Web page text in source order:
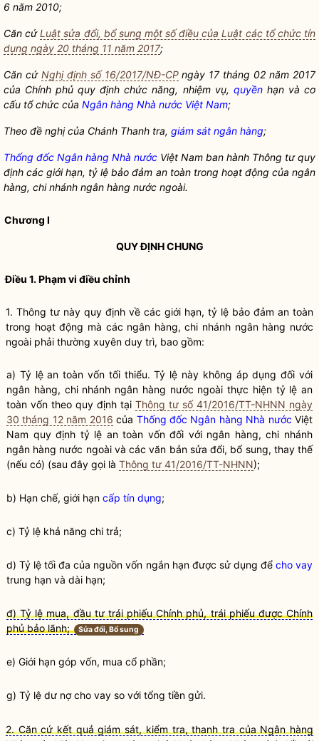
6 năm 2010;
Căn cứLuật sửa đổi, bổ sung một số điều của Luật các tổ chức tín
dụng ngày 20 tháng 11 năm 2017;
Căn cứ Nghị định số 16/2017/NĐ-CPngày 17 tháng 02 năm 2017
của Chính phủ quy định chức năng, nhiệm vụ, quyềnhạn và cơ
cấu tổ chức của Ngân hàng Nhà nước Việt Nam;
Theo đề nghị của Chánh Thanh tra, giám sát ngân hàng;
Thống đốc Ngân hàng Nhà nước Việt Nam ban hành Thông tư quy
định các giới hạn, tỷ lệ bảo đảm an toàn trong hoạt động của ngân
hàng, chinhánh ngân hàng nước ngoài.
Chương I
QUY ĐỊNH CHUNG
Điều 1. Phạm vi điều chỉnh
1. Thông tư này quy định về các giới hạn, tỷ lệ bảo đảm an toàn
trong hoạt động mà các ngân hàng,chi nhánh ngân hàng nước
ngoài phải thường xuyên duy trì, bao gồm:
a) Tỷ lệ an toàn vốn tối thiểu. Tỷ lệ này không áp dụng đối với
ngân hàng, chi nhánh ngân hàng nước ngoài thực hiện tỷ lệ an
toàn vốn theo quy định tại Thông tư số 41/2016/TT-NHNN ngày
30 tháng 12 năm 2016 của Thống đốc Ngân hàng Nhà nước Việt
Nam quy định tỷ lệ an toàn vốn đối với ngân hàng,chi nhánh
ngân hàng nước ngoàivà các văn bản sửa đổi, bổ sung, thay thế
(nếu có) (sau đây gọi là Thông tư 41/2016/TT-NHNN);
b) Hạn chế, giới hạn cấp tín dụng;
c) Tỷ lệ khả năng chi trả;
d) Tỷ lệ tối đa của nguồn vốn ngắn hạn được sử dụng để cho vay
trung hạn và dài hạn;
đ) Tỷ lệ mua, đầu tư trái phiếu Chính phủ, trái phiếu được Chính
phủ bảo lãnh;
Sửa đổi, Bổ sung
e) Giới hạn góp vốn, mua cổ phần;
g) Tỷ lệ dư nợcho vay so với tổng tiền gửi.
2. Căn cứ kết quả giám sát, kiểm tra, thanh tra của Ngân hàng